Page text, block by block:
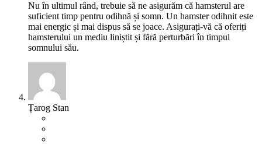
Nu în ultimul rând, trebuie să ne asigurăm că hamsterul are
suficient timp pentru odihnă și somn. Un hamster odihnit este
mai energic și mai dispus să se joace. Asigurați-vă că oferiți
hamsterului un mediu liniștit și fără perturbări în timpul
somnului său.
Țarog Stan